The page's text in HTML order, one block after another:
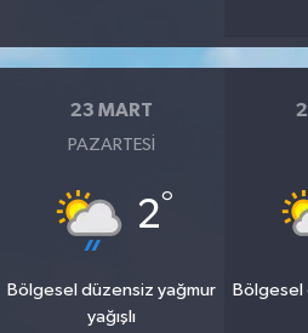
23 MART
PAZARTESI
2°
Bölgesel düzensiz yağmur
yağışlı
Bölgesel